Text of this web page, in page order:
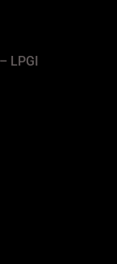
LPGI